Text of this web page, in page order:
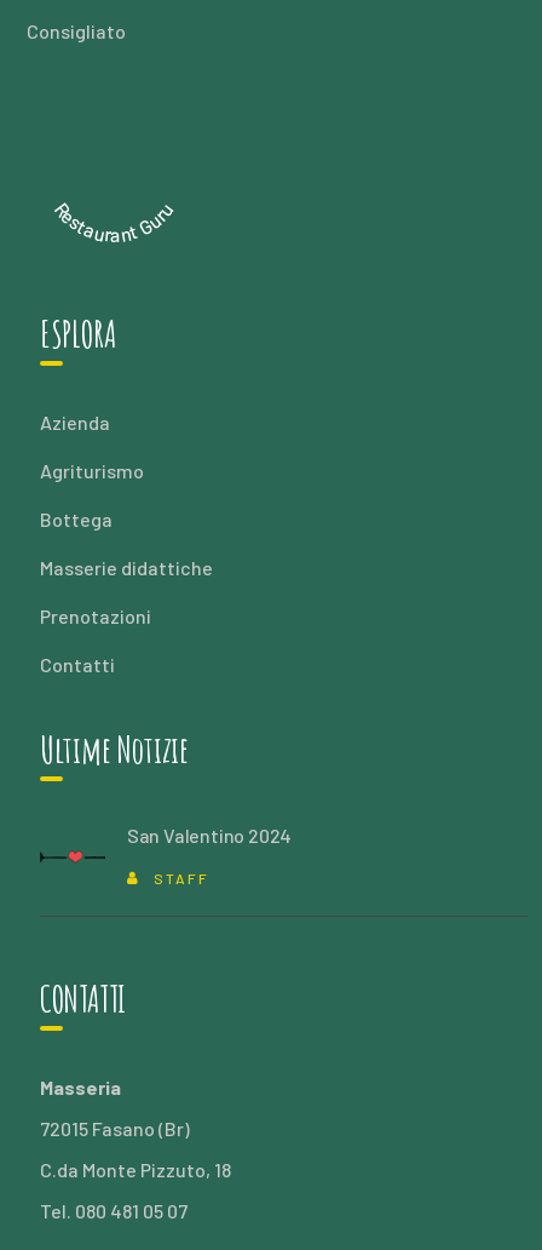
Consigliato
Restaurant Guru
ESPLORA
Azienda
Agriturismo
Bottega
Masserie didattiche
Prenotazioni
Contatti
Ultime Notizie
San Valentino 2024
STAFF
CONTATTI
Masseria
72015 Fasano (Br)
C.da Monte Pizzuto, 18
Tel. 080 481 05 07